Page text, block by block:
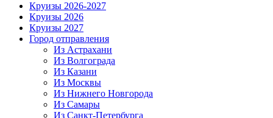
Круизы 2026-2027
Круизы 2026
Круизы 2027
Город отправления
Из Астрахани
Из Волгограда
Из Казани
Из Москвы
Из Нижнего Новгорода
Из Самары
Из Санкт-Петербурга